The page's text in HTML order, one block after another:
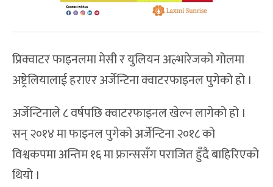
प्रिक्वाटर फाइनलमा मेसी र युलियन अल्भारेजको गोलमा
अष्ट्रेलियालाई हराएर अर्जेन्टिना क्वाटरफाइनल पुगेको हो ।
अर्जेन्टिनाले ८ वर्षपछि क्वाटरफाइनल खेल्न लागेको हो ।
सन् २०१४ मा फाइनल पुगेको अर्जेन्टिना २०१८ को
विश्वकपमा अन्तिम १६ मा फ्रान्ससँग पराजित हुँदै बाहिरिएको
थियो ।